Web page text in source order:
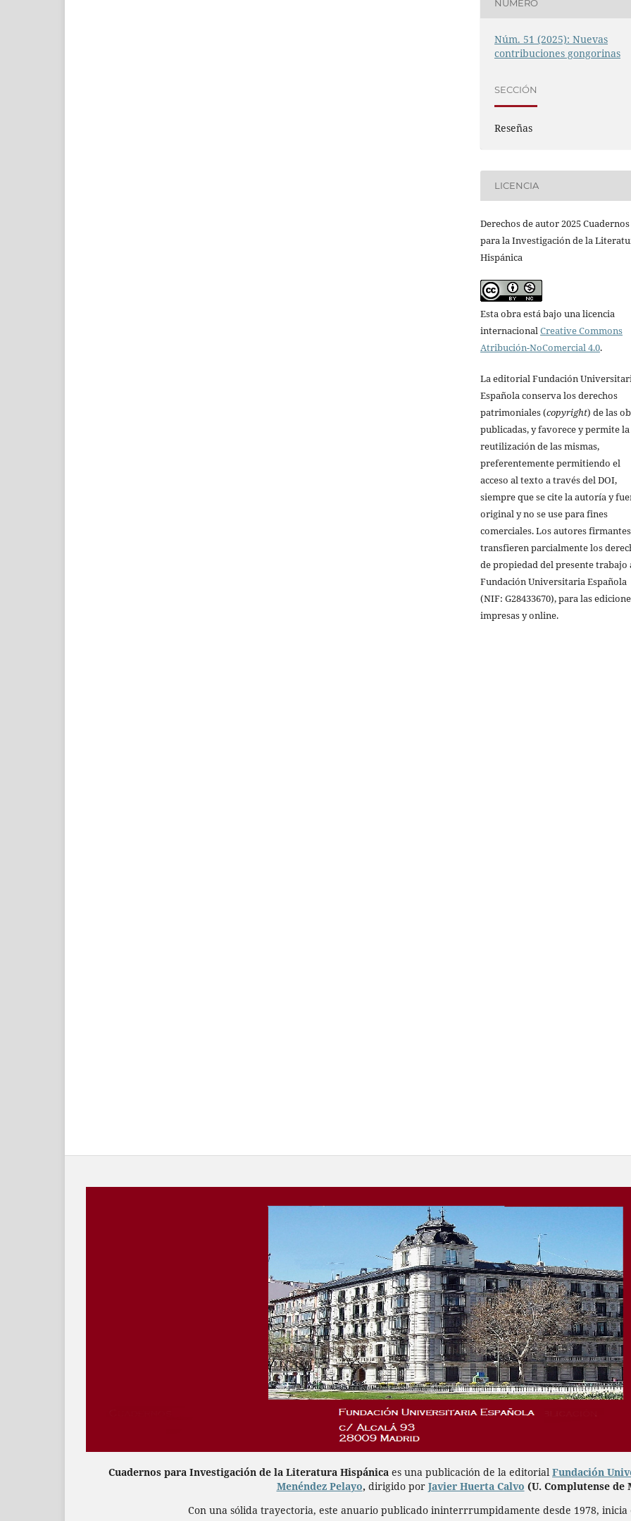
NÚMERO
Núm. 51 (2025): Nuevas
contribuciones gongorinas
SECCIÓN
Reseñas
LICENCIA
Derechos de autor 2025 Cuadernos
para la Investigación de la
Hispánica
Esta obra está bajo una licencia
internacionalCreative Commons
Atribución-NoComercial 4.0.
La editorial Fundación
Española conserva los derechos
patrimoniales (copyright) de las
publicadas, y favorece y permite la
reutilización de las mismas,
preferentemente permitiendo el
acceso al texto a través del DOI,
siempre que se cite la autoría y
original y no se use para fines
comerciales. Los autores firmantes
transfieren parcialmente los
de propiedad del presente trabajo
Fundación Universitaria Española
(NIF: G28433670), para las
impresas y online.
Cuadernos para Investigación de la Literatura Hispánica es una publicación de la editorial Fundación
Menéndez Pelayo, dirigido por Javier Huerta Calvo (U. Complutense de
Con una sólida trayectoria, este anuario publicado ininterrrumpidamente desde 1978, inicia